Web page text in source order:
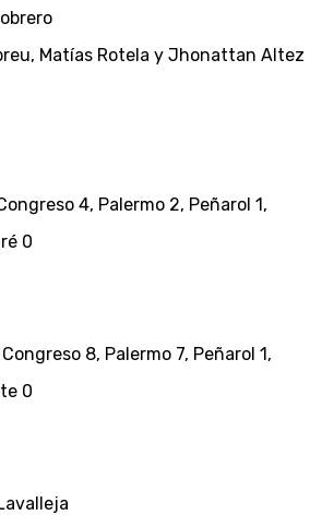
Matías Rotela y Jhonattan Altez
4, Palermo 2, Peñarol 1,
0
8, Palermo 7, Peñarol 1,
0